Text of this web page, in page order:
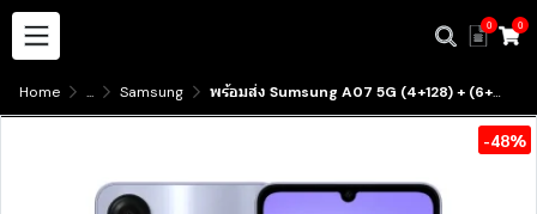
0 0
Home ... Samsung พร้อมส่ง Sumsung A07 5G (4+128) + (6+128) เครื่องศูนย์ไทย ประกัน1ปี มีบริการรับสินค้าหน้าร้าน
-48%